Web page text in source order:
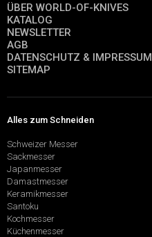
ÜBER WORLD-OF-KNIVES
KATALOG
NEWSLETTER
AGB
DATENSCHUTZ & IMPRESSUM
SITEMAP
Alles zum Schneiden
Schweizer Messer
Sackmesser
Japanmesser
Damastmesser
Keramikmesser
Santoku
Kochmesser
Küchenmesser